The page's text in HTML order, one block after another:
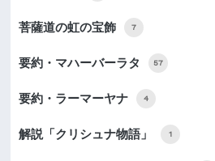
菩薩道の虹の宝飾 7
要約・マハーバーラタ 57
要約・ラーマーヤナ 4
解説「クリシュナ物語」 1